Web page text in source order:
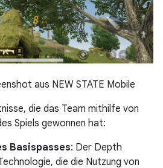
aus NEW STATE Mobile
die das Team mithilfe von
Spiels gewonnen hat:
Basispasses: Der Depth
die die Nutzung von